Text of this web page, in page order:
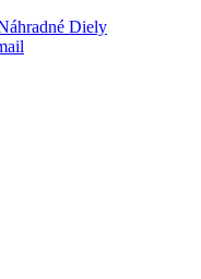
Diely